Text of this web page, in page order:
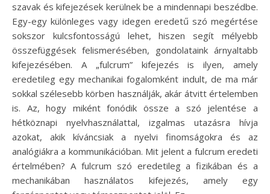
szavak és kifejezések kerülnek be a mindennapi beszédbe.
Egy-egy különleges vagy idegen eredetű szó megértése
sokszor kulcsfontosságú lehet, hiszen segít mélyebb
összefüggések felismerésében, gondolataink árnyaltabb
kifejezésében. A „fulcrum” kifejezés is ilyen, amely
eredetileg egy mechanikai fogalomként indult, de ma már
sokkal szélesebb körben használják, akár átvitt értelemben
is. Az, hogy miként fonódik össze a szó jelentése a
hétköznapi nyelvhasználattal, izgalmas utazásra hívja
azokat, akik kíváncsiak a nyelvi finomságokra és az
analógiákra a kommunikációban. Mit jelent a fulcrum eredeti
értelmében? A fulcrum szó eredetileg a fizikában és a
mechanikában használatos kifejezés, amely egy